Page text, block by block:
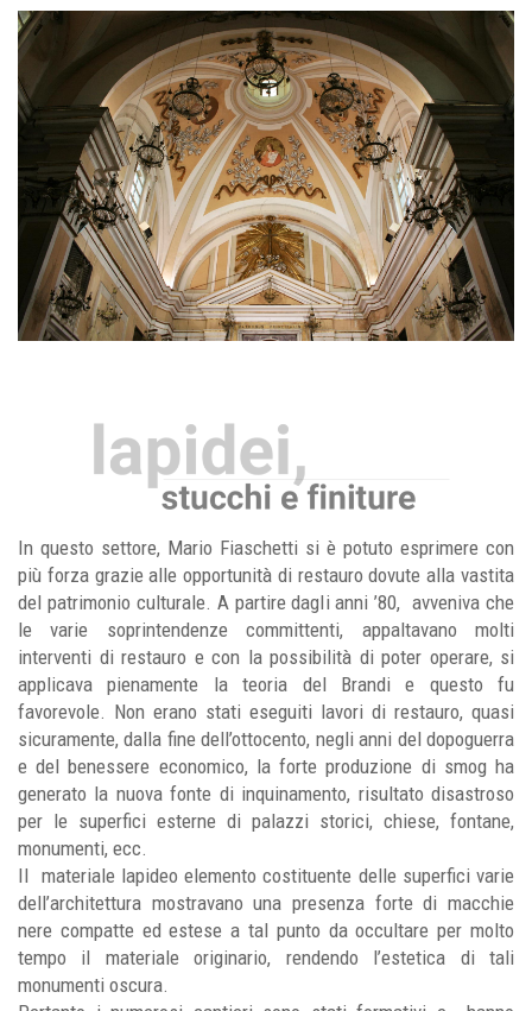
In questo settore, Mario Fiaschetti si è potuto esprimere con
più forza grazie alle opportunità di restauro dovute alla vastita
del patrimonio culturale. A partire dagli anni ’80, avveniva che
le varie soprintendenze committenti, appaltavano molti
interventi di restauro e con la possibilità di poter operare, si
applicava pienamente la teoria del Brandi e questo fu
favorevole. Non erano stati eseguiti lavori di restauro, quasi
sicuramente, dalla fine dell’ottocento, negli anni del dopoguerra
e del benessere economico, la forte produzione di smog ha
generato la nuova fonte di inquinamento, risultato disastroso
per le superfici esterne di palazzi storici, chiese, fontane,
monumenti, ecc.
Il materiale lapideo elemento costituente delle superfici varie
dell’architettura mostravano una presenza forte di macchie
nere compatte ed estese a tal punto da occultare per molto
tempo il materiale originario, rendendo l’estetica di tali
monumenti oscura.